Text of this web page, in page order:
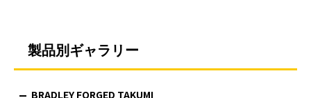
製品別ギャラリー
BRADLEY FORGED TAKUMI